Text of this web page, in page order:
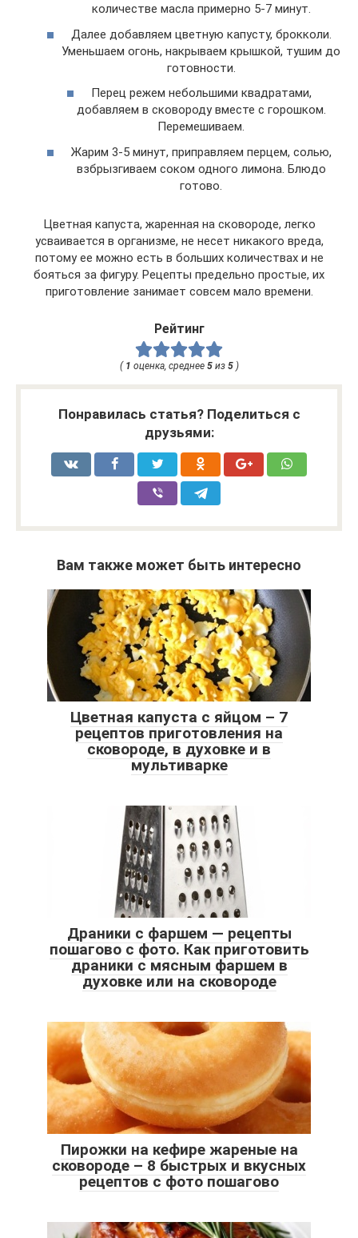
количестве масла примерно 5-7 минут.
Далее добавляем цветную капусту, брокколи.
Уменьшаем огонь, накрываем крышкой, тушим до
готовности.
Перец режем небольшими квадратами,
добавляем в сковороду вместе с горошком.
Перемешиваем.
Жарим 3-5 минут, приправляем перцем, солью,
взбрызгиваем соком одного лимона. Блюдо
готово.
Цветная капуста, жаренная на сковороде, легко
усваивается в организме, не несет никакого вреда,
потому ее можно есть в больших количествах и не
бояться за фигуру. Рецепты предельно простые, их
приготовление занимает совсем мало времени.
Рейтинг
( 1 оценка, среднее 5из 5)
Понравилась статья? Поделиться с
друзьями:
Вам также может быть интересно
Цветная капуста с яйцом – 7
рецептов приготовления на
сковороде, в духовке и в
мультиварке
Драники с фаршем — рецепты
пошагово с фото. Как приготовить
драники с мясным фаршем в
духовке или на сковороде
Пирожки на кефире жареные на
сковороде – 8 быстрых и вкусных
рецептов с фото пошагово